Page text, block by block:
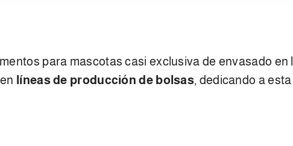
para mascotas casi exclusiva de envasado en
líneas de producción de bolsas, dedicando a